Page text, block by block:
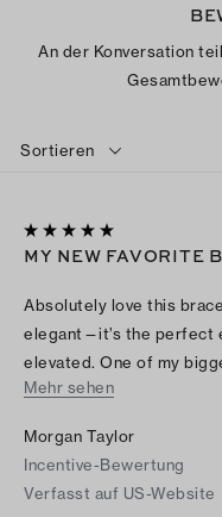
An der Konversation
Sortieren
MY NEW FAVORITE
Absolutely love this
elegant—it’s the perfect
elevated. One of my
have smaller wrists, but
The quality feels
everything I wear. I’ve
it. Highly recommend if
Mehr sehen
Morgan Taylor
Incentive-Bewertung
Verfasst auf US-Website